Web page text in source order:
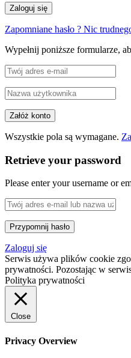
Zapomniane hasło ? Nic
Wypełnij poniższe formularze,
Wszystkie pola są wymagane.
Retrieve your password
Please enter your username or
Zaloguj się
Serwis używa plików cookie
prywatności. Pozostając w
Polityka prywatności
Close
Privacy Overview